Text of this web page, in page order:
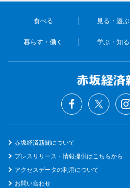
食べる 見る・遊ぶ
暮らす・働く 学ぶ・知る
赤坂経済新聞について
プレスリリース・情報提供はこちらから
アクセスデータの利用について
お問い合わせ